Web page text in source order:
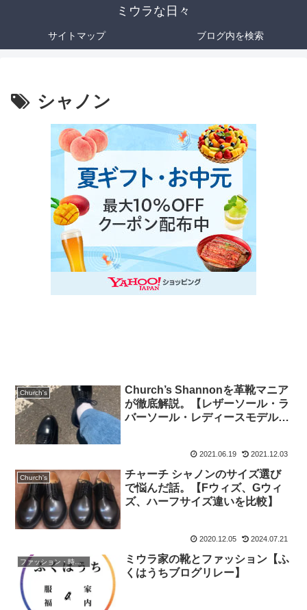
ミウラな日々
サイトマップ ブログ内を検索
シャノン
Church's
Church’s Shannonを革靴マニア
が徹底解説。【レザーソール・ラ
バーソール・レディースモデルの
2021.06.19 2021.12.03
Church's
チャーチ シャノンのサイズ選び
で悩んだ話。【Fウィズ、Gウィ
ズ、ハーフサイズ違いを比較】
2020.12.05 2024.07.21
ファッション・時計・メンズケア
ミウラ家の靴とファッション【ふ
くはうちブログリレー】